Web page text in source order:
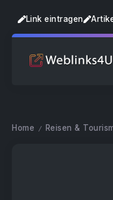
Link eintragen
Home / Reisen &